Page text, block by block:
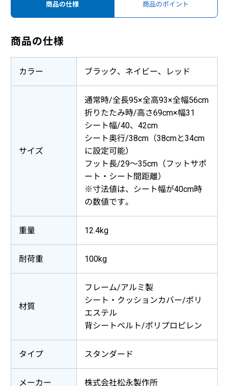
商品の仕様 商品のポイント
商品の仕様
カラー ブラック、ネイビー、レッド
サイズ
通常時/全長95×全高93×全幅56cm
折りたたみ時/高さ69cm×幅31
シート幅/40、42cm
シート奥行/38cm（38cmと34cm
に設定可能）
フット長/29～35cm（フットサポ
ート・シート間距離）
※寸法値は、シート幅が40cm時
の数値です。
重量 12.4kg
耐荷重 100kg
材質
フレーム/アルミ製
シート・クッションカバー/ポリ
エステル
背シートベルト/ポリプロピレン
タイプ スタンダード
メーカー 株式会社松永製作所